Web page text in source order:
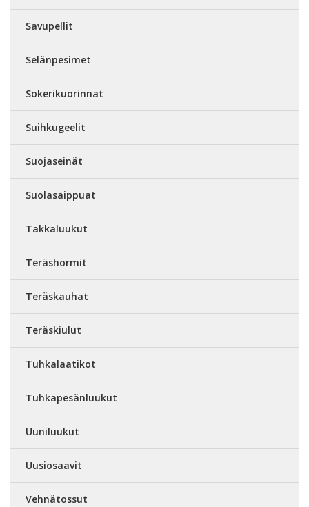
Savupellit
Selänpesimet
Sokerikuorinnat
Suihkugeelit
Suojaseinät
Suolasaippuat
Takkaluukut
Teräshormit
Teräskauhat
Teräskiulut
Tuhkalaatikot
Tuhkapesänluukut
Uuniluukut
Uusiosaavit
Vehnätossut